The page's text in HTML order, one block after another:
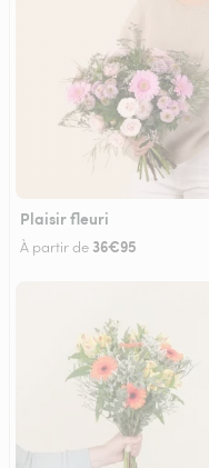
Plaisir fleuri
À partir de 36€95